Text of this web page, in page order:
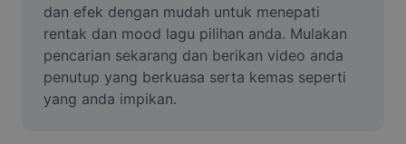
Pertingkat kualiti
Editor Video
Pangkas Video
dan efek dengan mudah untuk menepati
rentak dan mood lagu pilihan anda. Mulakan
pencarian sekarang dan berikan video anda
penutup yang berkuasa serta kemas seperti
yang anda impikan.